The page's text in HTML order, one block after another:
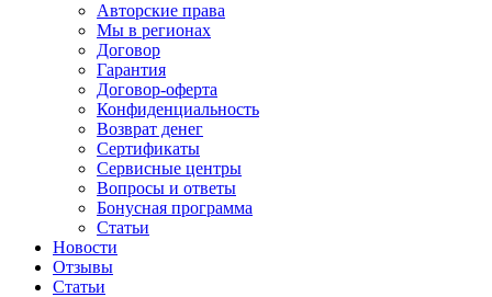
Авторские права
Мы в регионах
Договор
Гарантия
Договор-оферта
Конфиденциальность
Возврат денег
Сертификаты
Сервисные центры
Вопросы и ответы
Бонусная программа
Статьи
Новости
Отзывы
Статьи